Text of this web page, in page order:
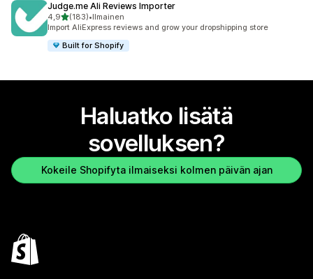
Judge.me Ali Reviews Importer
4,9/ 5 tähteä
(183)
183 arvostelua yhteensä
•Ilmainen
Import AliExpress reviews and grow your dropshipping store
Built for Shopify
Haluatko lisätä
sovelluksen?
Kokeile Shopifyta ilmaiseksi kolmen päivän ajan